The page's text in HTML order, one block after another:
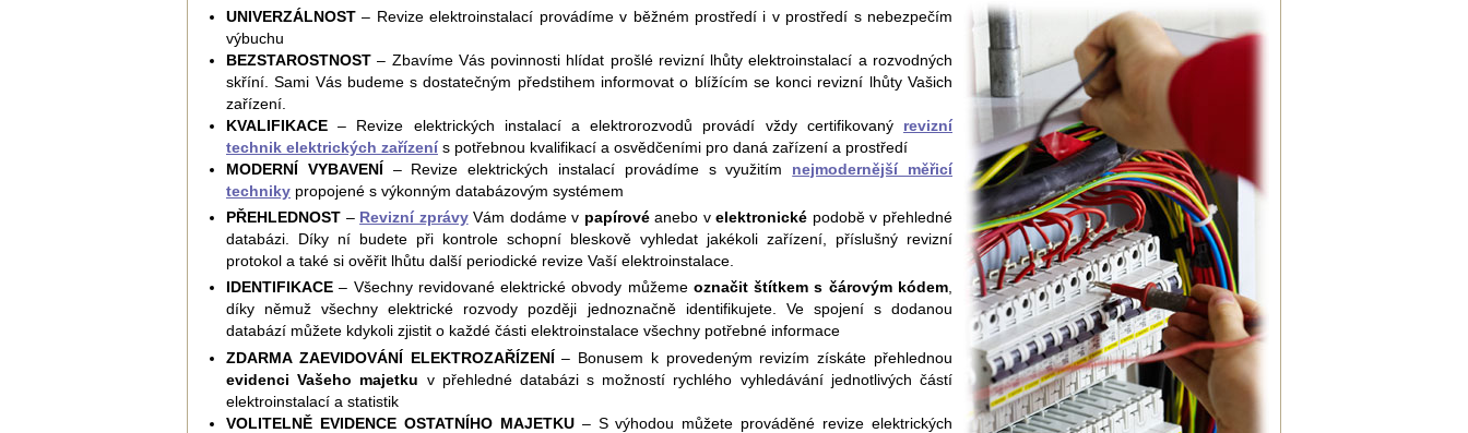
UNIVERZÁLNOST – Revize elektroinstalací provádíme v běžném prostředí i v prostředí s nebezpečím
výbuchu
BEZSTAROSTNOST – Zbavíme Vás povinnosti hlídat prošlé revizní lhůty elektroinstalací a rozvodných
skříní. Sami Vás budeme s dostatečným předstihem informovat o blížícím se konci revizní lhůty Vašich
zařízení.
KVALIFIKACE – Revize elektrických instalací a elektrorozvodů provádí vždy certifikovaný revizní
technik elektrických zařízení s potřebnou kvalifikací a osvědčeními pro daná zařízení a prostředí
MODERNÍ VYBAVENÍ – Revize elektrických instalací provádíme s využitím nejmodernější měřicí
techniky propojené s výkonným databázovým systémem
PŘEHLEDNOST – Revizní zprávyVám dodáme v papírovéanebo velektronické podobě v přehledné
databázi. Díky ní budete při kontrole schopní bleskově vyhledat jakékoli zařízení, příslušný revizní
protokol a také si ověřit lhůtu další periodické revize Vaší elektroinstalace.
IDENTIFIKACE – Všechny revidované elektrické obvody můžeme označit štítkem s čárovým kódem,
díky němuž všechny elektrické rozvody později jednoznačně identifikujete. Ve spojení s dodanou
databází můžete kdykoli zjistit o každé části elektroinstalace všechny potřebné informace
ZDARMA ZAEVIDOVÁNÍ ELEKTROZAŘÍZENÍ – Bonusem k provedeným revizím získáte přehlednou
evidenci Vašeho majetku v přehledné databázi s možností rychlého vyhledávání jednotlivých částí
elektroinstalací a statistik
VOLITELNĚ EVIDENCE OSTATNÍHO MAJETKU– S výhodou můžete prováděné revize elektrických